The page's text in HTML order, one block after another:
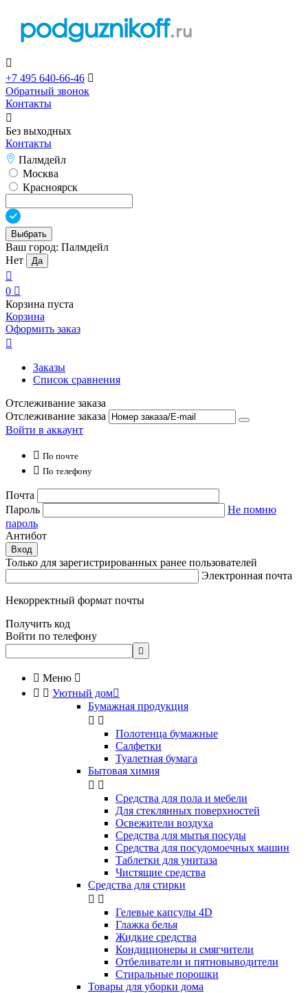

+7 495 640-66-46 
Обратный звонок
Контакты

Без выходных
Контакты
Палмдейл
Москва
Красноярск
Выбрать
Ваш город: Палмдейл
Нет
Да

0 
Корзина пуста
Корзина
Оформить заказ

Заказы
Список сравнения
Отслеживание заказа
Отслеживание заказа
Войти в аккаунт
 По почте
 По телефону
Почта
Пароль
Не помню
пароль
Антибот
Вход
Только для зарегистрированных ранее пользователей
Электронная почта
Некорректный формат почты
Получить код
Войти по телефону

 Меню 
  Уютный дом
Бумажная продукция
 
Полотенца бумажные
Салфетки
Туалетная бумага
Бытовая химия
 
Cредства для пола и мебели
Для стеклянных поверхностей
Освежители воздуха
Средства для мытья посуды
Средства для посудомоечных машин
Таблетки для унитаза
Чистящие средства
Средства для стирки
 
Гелевые капсулы 4D
Глажка белья
Жидкие средства
Кондиционеры и смягчители
Отбеливатели и пятновыводители
Стиральные порошки
Товары для уборки дома